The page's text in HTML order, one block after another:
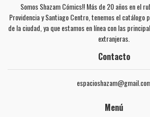
Somos Shazam Cómics!! Más de 20 años en el
Providencia y Santiago Centro, tenemos el catálogo
de la ciudad, ya que estamos en línea con las
extranjeras.
Contacto
Menú